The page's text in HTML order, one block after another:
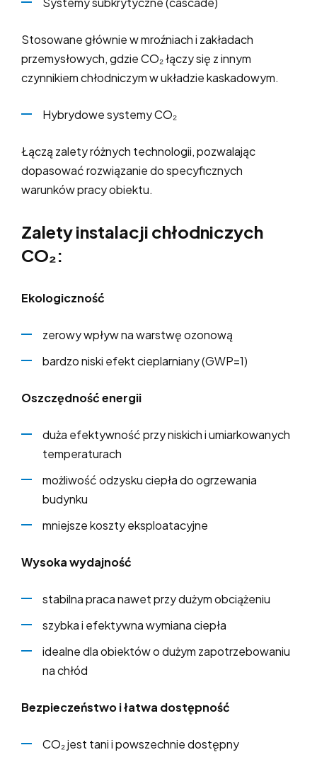
Stosowane głównie w mroźniach i zakładach
przemysłowych, gdzie CO₂ łączy się z innym
czynnikiem chłodniczym w układzie kaskadowym.
Hybrydowe systemy CO₂
Łączą zalety różnych technologii, pozwalając
dopasować rozwiązanie do specyficznych
warunków pracy obiektu.
Zalety instalacji chłodniczych
CO₂:
Ekologiczność
zerowy wpływ na warstwę ozonową
bardzo niski efekt cieplarniany (GWP=1)
Oszczędność energii
duża efektywność przy niskich i umiarkowanych
temperaturach
możliwość odzysku ciepła do ogrzewania
budynku
mniejsze koszty eksploatacyjne
Wysoka wydajność
stabilna praca nawet przy dużym obciążeniu
szybka i efektywna wymiana ciepła
idealne dla obiektów o dużym zapotrzebowaniu
na chłód
Bezpieczeństwo i łatwa dostępność
CO₂ jest tani i powszechnie dostępny